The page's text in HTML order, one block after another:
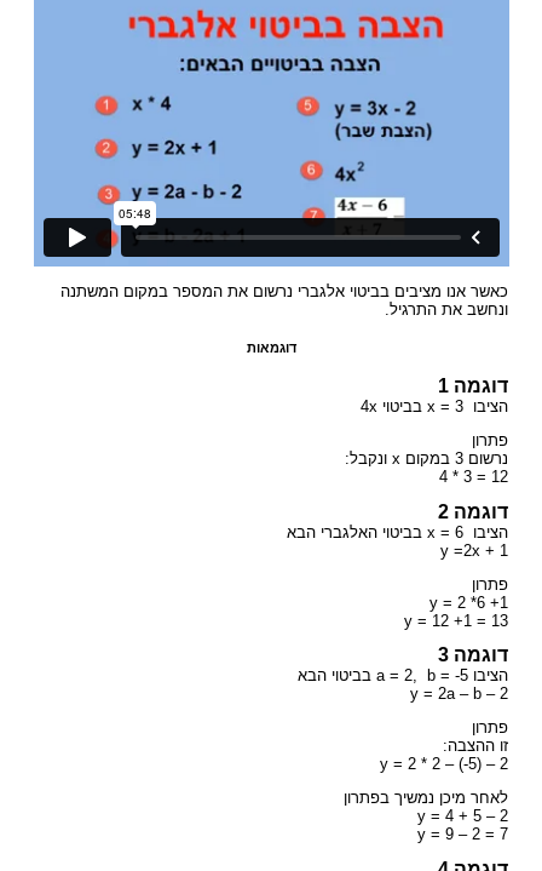
כאשר אנו מציבים בביטוי אלגברי נרשום את המספר במקום המשתנה
ונחשב את התרגיל.
דוגמאות
דוגמה 1
הציבו x = 3 בביטוי 4x
פתרון
נרשום 3 במקום x ונקבל:
12 = 3 * 4
דוגמה 2
הציבו x = 6 בביטוי האלגברי הבא
y =2x + 1
פתרון
y = 2 *6 +1
y = 12 +1 = 13
דוגמה 3
הציבו a = 2, b = -5 בביטוי הבא
y = 2a – b – 2
פתרון
זו ההצבה:
y = 2 * 2 – (-5) – 2
לאחר מיכן נמשיך בפתרון
y = 4 + 5 – 2
y = 9 – 2 = 7